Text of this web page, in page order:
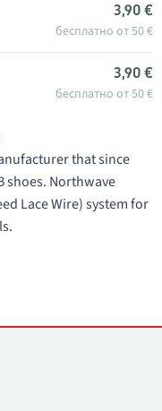
3,90 €
бесплатно от 50 €
3,90 €
бесплатно от 50 €
that since
shoes. Northwave
Lace Wire) system for